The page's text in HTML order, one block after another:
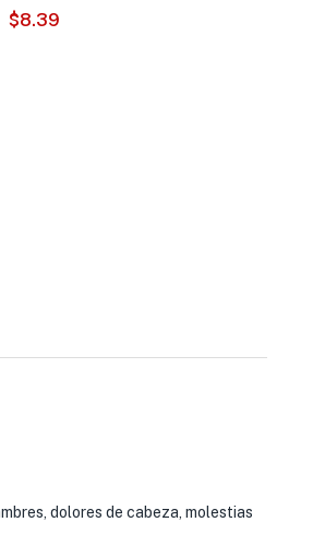
$8.39
dolores de cabeza, molestias